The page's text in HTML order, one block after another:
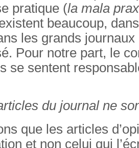
pratique (la mala
beaucoup,
les grands
Pour notre part, le
se sentent
du journal ne
que les articles
et non celui qui